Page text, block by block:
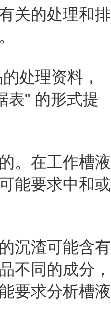
关的处理和排
处理资料，
表" 的形式提
。在工作槽液
能要求中和或
沉渣可能含有
不同的成分，
要求分析槽液